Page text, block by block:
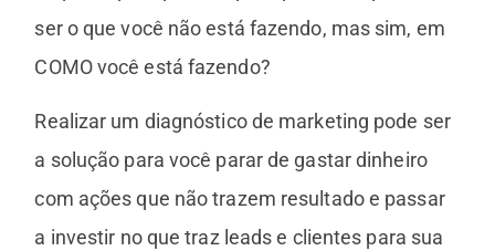
ser o que você não está fazendo, mas sim, em
COMO você está fazendo?
Realizar um diagnóstico de marketing pode ser
a solução para você parar de gastar dinheiro
com ações que não trazem resultado e passar
a investir no que traz leads e clientes para sua